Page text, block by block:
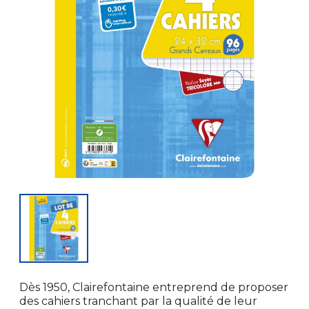
Dès 1950, Clairefontaine entreprend de proposer
des cahiers tranchant par la qualité de leur